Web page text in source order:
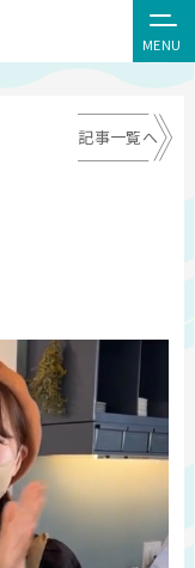
MENU
記事一覧へ